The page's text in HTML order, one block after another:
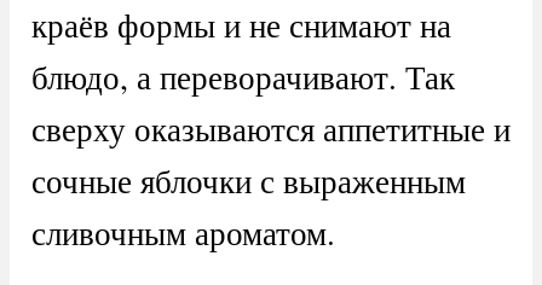
краёв формы и не снимают на
блюдо, а переворачивают. Так
сверху оказываются аппетитные и
сочные яблочки с выраженным
сливочным ароматом.